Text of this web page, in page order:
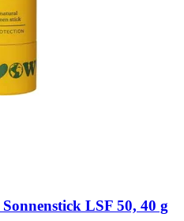
Sonnenstick LSF 50, 40 g